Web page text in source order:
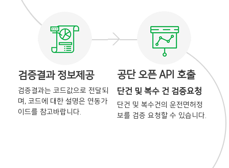
공단 오픈 API 호출
단건 및 복수 건 검증요청
단건 및 복수건의 운전면허정
보를 검증 요청할 수 있습니다.
검증결과 정보제공
검증결과는 코드값으로 전달되
며, 코드에 대한 설명은 연동가
이드를 참고바랍니다.